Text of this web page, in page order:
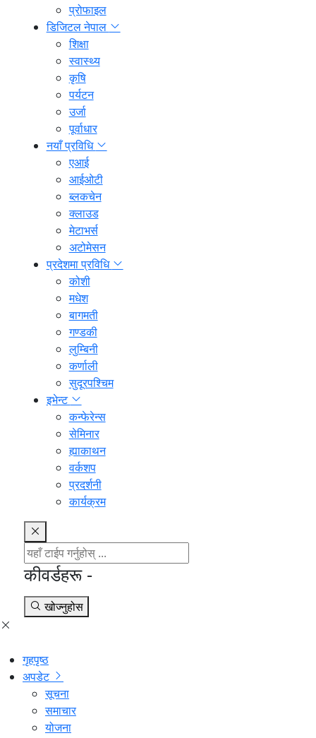
प्रोफाइल
डिजिटल नेपाल
शिक्षा
स्वास्थ्य
कृषि
पर्यटन
उर्जा
पूर्वाधार
नयाँ प्रविधि
एआई
आईओटी
ब्लकचेन
क्लाउड
मेटाभर्स
अटोमेसन
प्रदेशमा प्रविधि
कोशी
मधेश
बागमती
गण्डकी
लुम्बिनी
कर्णाली
सुदूरपश्चिम
इभेन्ट
कन्फेरेन्स
सेमिनार
ह्याकाथन
वर्कशप
प्रदर्शनी
कार्यक्रम
कीवर्डहरू -
खोज्नुहोस
गृहपृष्ठ
अपडेट
सूचना
समाचार
योजना